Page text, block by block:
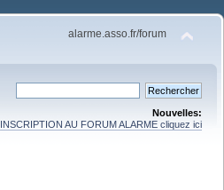
alarme.asso.fr/forum
Nouvelles:
INSCRIPTION AU FORUM ALARME cliquez ici